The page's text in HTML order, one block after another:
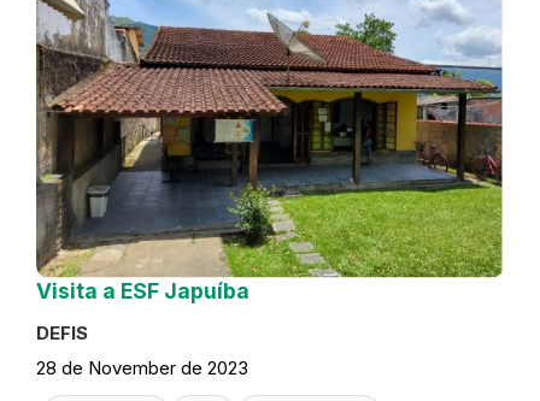
Visita a ESF Japuíba
DEFIS
28 de November de 2023